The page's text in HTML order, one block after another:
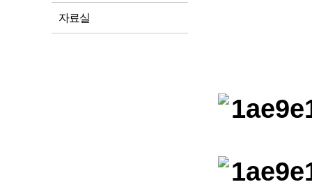
자료실